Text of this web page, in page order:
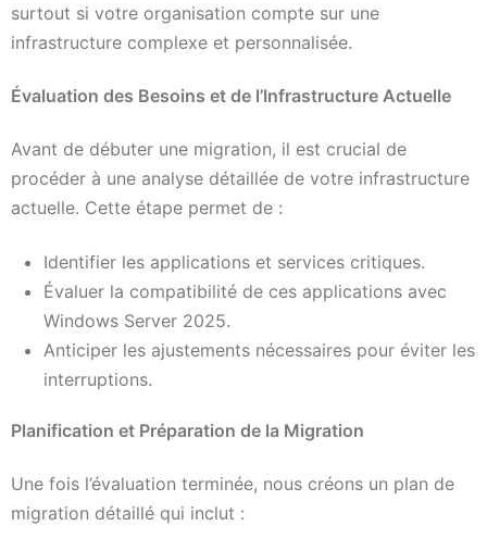
surtout si votre organisation compte sur une
infrastructure complexe et personnalisée.
Évaluation des Besoins et de l’Infrastructure Actuelle
Avant de débuter une migration, il est crucial de
procéder à une analyse détaillée de votre infrastructure
actuelle. Cette étape permet de :
Identifier les applications et services critiques.
Évaluer la compatibilité de ces applications avec
Windows Server 2025.
Anticiper les ajustements nécessaires pour éviter les
interruptions.
Planification et Préparation de la Migration
Une fois l’évaluation terminée, nous créons un plan de
migration détaillé qui inclut :